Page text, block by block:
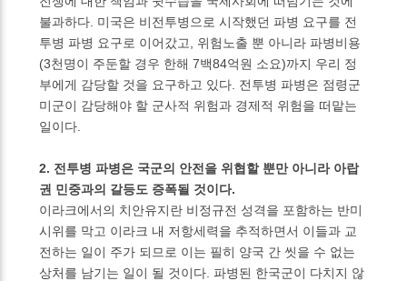
불과하다. 미국은 비전투병으로 시작했던 파병 요구를 전
투병 파병 요구로 이어갔고, 위험노출 뿐 아니라 파병비용
(3천명이 주둔할 경우 한해 7백84억원 소요)까지 우리 정
부에게 감당할 것을 요구하고 있다. 전투병 파병은 점령군
미군이 감당해야 할 군사적 위험과 경제적 위험을 떠맡는
일이다.
2. 전투병 파병은 국군의 안전을 위협할 뿐만 아니라 아랍
권 민중과의 갈등도 증폭될 것이다.
이라크에서의 치안유지란 비정규전 성격을 포함하는 반미
시위를 막고 이라크 내 저항세력을 추적하면서 이들과 교
전하는 일이 주가 되므로 이는 필히 양국 간 씻을 수 없는
상처를 남기는 일이 될 것이다. 파병된 한국군이 다치지 않